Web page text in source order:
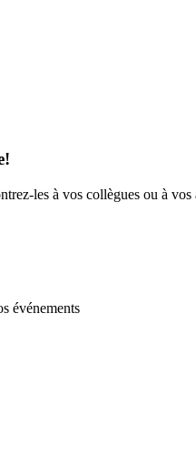
les à vos collègues ou à
événements